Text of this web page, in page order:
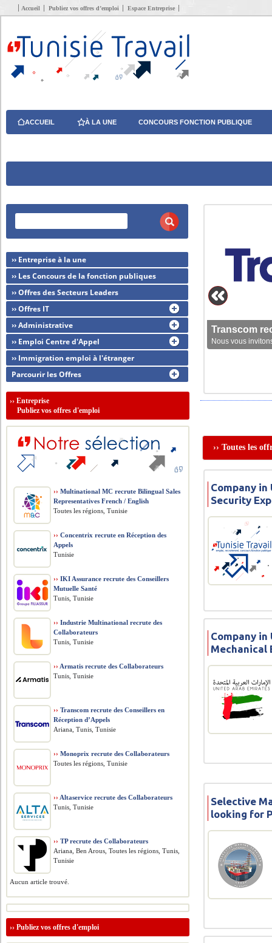
Accueil Publiez vos offres d’emploi Espace Entreprise
ACCUEIL À LA UNE CONCOURS FONCTION PUBLIQUE
Transcom
Nous vous
›› Toutes les
Company in
Security
Company in
Mechanical
Selective
looking for
›› Entreprise à la une
›› Les Concours de la fonction publiques
›› Offres des Secteurs Leaders
›› Offres IT
›› Administrative
›› Emploi Centre d'Appel
›› Immigration emploi à l'étranger
Parcourir les Offres
››Entreprise
Publiez vos offres d'emploi
›› Multinational MC recrute Bilingual Sales
Representatives French / English
Toutes les régions, Tunisie
›› Concentrix recrute en Réception des
Appels
Tunisie
›› IKI Assurance recrute des Conseillers
Mutuelle Santé
Tunis, Tunisie
›› Industrie Multinational recrute des
Collaborateurs
Tunis, Tunisie
›› Armatis recrute des Collaborateurs
Tunis, Tunisie
›› Transcom recrute des Conseillers en
Réception d’Appels
Ariana, Tunis, Tunisie
›› Monoprix recrute des Collaborateurs
Toutes les régions, Tunisie
›› Altaservice recrute des Collaborateurs
Tunis, Tunisie
›› TP recrute des Collaborateurs
Ariana, Ben Arous, Toutes les régions, Tunis,
Tunisie
Aucun article trouvé.
››Publiez vos offres d'emploi